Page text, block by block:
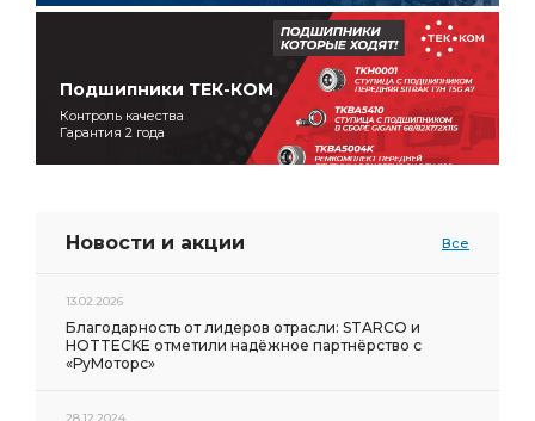
Подшипники ТЕК-КОМ
Контроль качества
Гарантия 2 года
Новости и акции Все
13.02.2026
Благодарность от лидеров отрасли: STARCO и
HOTTECKE отметили надёжное партнёрство с
«РуМоторс»